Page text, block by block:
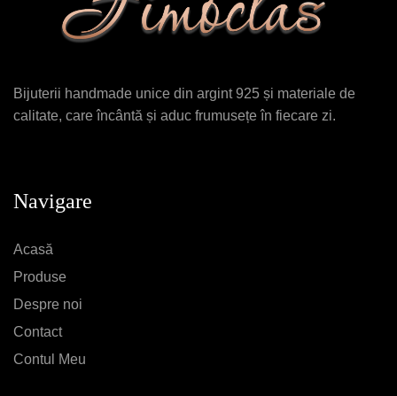
Bijuterii handmade unice din argint 925 și materiale de
calitate, care încântă și aduc frumusețe în fiecare zi.
Navigare
Acasă
Produse
Despre noi
Contact
Contul Meu